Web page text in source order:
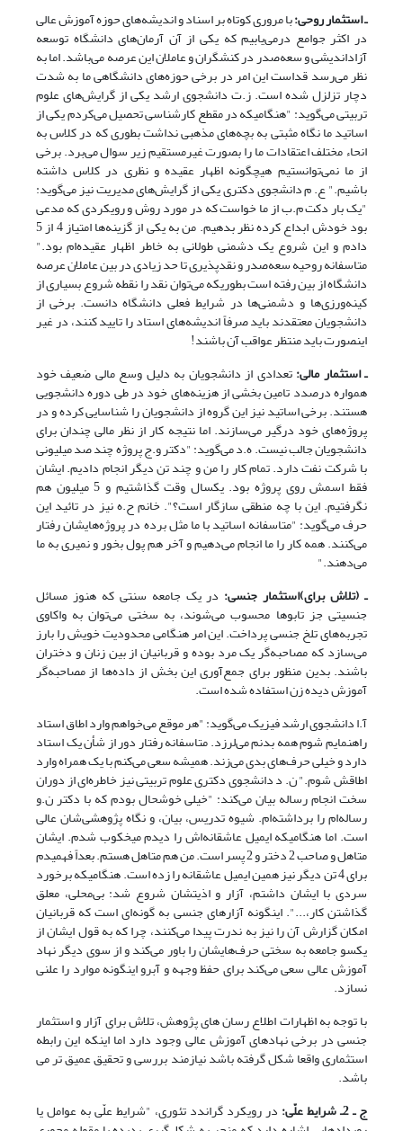
ـ استثمار روحی:با مروری کوتاه بر اسناد و اندیشه‌های حوزه آموزش عالی
در اکثر جوامع درمی‌یابیم که یکی از آن آرمان‌های دانشگاه توسعه
آزاداندیشی و سعه‌صدر در کنشگران و عاملان این عرصه می‌باشد. اما به
نظر می‌رسد قداست این امر در برخی حوزه‌های دانشگاهی ما به شدت
دچار تزلزل شده است. ز.ت دانشجوی ارشد یکی از گرایش‌های علوم
تربیتی می‌گوید: "هنگامیکه در مقطع کارشناسی تحصیل می‌کردم یکی از
اساتید ما نگاه مثبتی به بچه‌های مذهبی نداشت بطوری که در کلاس به
انحاء مختلف اعتقادات ما را بصورت غیرمستقیم زیر سوال می‌برد. برخی
از ما نمی‌توانستیم هیچگونه اظهار عقیده و نظری در کلاس داشته
باشیم." ع. م دانشجوی دکتری یکی از گرایش‌های مدیریت نیز می‌گوید:
"یک بار دکت م.ب از ما خواست که در مورد روش و رویکردی که مدعی
بود خودش ابداع کرده نظر بدهیم. من به یکی از گزینه‌ها امتیاز 4 از 5
دادم و این شروع یک دشمنی طولانی به خاطر اظهار عقیده‌ام بود."
متاسفانه روحیه سعه‌صدر و نقدپذیری تا حد زیادی در بین عاملان عرصه
دانشگاه از بین رفته است بطوریکه می‌توان نقد را نقطه شروع بسیاری از
کینه‌ورزی‌ها و دشمنی‌ها در شرایط فعلی دانشگاه دانست. برخی از
دانشجویان معتقدند باید صرفاً اندیشه‌های استاد را تایید کنند، در غیر
اینصورت باید منتظر عواقب آن باشند!
ـ استثمار مالی:تعدادی از دانشجویان به دلیل وسع مالی ضعیف خود
همواره درصدد تامین بخشی از هزینه‌های خود در طی دوره دانشجویی
هستند. برخی اساتید نیز این گروه از دانشجویان را شناسایی کرده و در
پروژه‌های خود درگیر می‌سازند. اما نتیجه کار از نظر مالی چندان برای
دانشجویان جالب نیست. ه.د می‌گوید: "دکتر و.ج پروژه چند صد میلیونی
با شرکت نفت دارد. تمام کار را من و چند تن دیگر انجام دادیم. ایشان
فقط اسمش روی پروژه بود. یکسال وقت گذاشتیم و 5 میلیون هم
نگرفتیم. این با چه منطقی سازگار است؟". خانم ح.ه نیز در تائید این
حرف می‌گوید: "متاسفانه اساتید با ما مثل برده در پروژه‌هایشان رفتار
می‌کنند. همه کار را ما انجام می‌دهیم و آخر هم پول بخور و نمیری به ما
می‌دهند."
ـ (تلاش برای)استثمار جنسی: در یک جامعه سنتی که هنوز مسائل
جنسیتی جز تابوها محسوب می‌شوند، به سختی می‌توان به واکاوی
تجربه‌های تلخ جنسی پرداخت. این امر هنگامی محدودیت خویش را بارز
می‌سازد که مصاحبه‌گر یک مرد بوده و قربانیان از بین زنان و دختران
باشند. بدین منظور برای جمع‌آوری این بخش از داده‌ها از مصاحبه‌گر
آموزش دیده زن استفاده شده است.
آ.ا دانشجوی ارشد فیزیک می‌گوید: "هر موقع می‌خواهم وارد اطاق استاد
راهنمایم شوم همه بدنم می‌لرزد. متاسفانه رفتار دور از شأن یک استاد
دارد و خیلی حرف‌های بدی می‌زند. همیشه سعی می‌کنم با یک همراه وارد
اطاقش شوم." ن. د دانشجوی دکتری علوم تربیتی نیز خاطره‌ای از دوران
سخت انجام رساله بیان می‌کند: "خیلی خوشحال بودم که با دکتر ن.و
رساله‌ام را برداشته‌ام. شیوه تدریس، بیان، و نگاه پژوهشی‌شان عالی
است. اما هنگامیکه ایمیل عاشقانه‌اش را دیدم میخکوب شدم. ایشان
متاهل و صاحب 2 دختر و 2 پسر است. من هم متاهل هستم. بعداً فهمیدم
برای 4 تن دیگر نیز همین ایمیل عاشقانه را زده است. هنگامیکه برخورد
سردی با ایشان داشتم، آزار و اذیتشان شروع شد: بی‌محلی، معلق
گذاشتن کار،...". اینگونه آزارهای جنسی به گونه‌ای است که قربانیان
امکان گزارش آن را نیز به ندرت پیدا می‌کنند، چرا که به قول ایشان از
یکسو جامعه به سختی حرف‌هایشان را باور می‌کند و از سوی دیگر نهاد
آموزش عالی سعی می‌کند برای حفظ وجهه و آبرو اینگونه موارد را علنی
نسازد.
با توجه به اظهارات اطلاع رسان های پژوهش، تلاش برای آزار و استثمار
جنسی در برخی نهادهای آموزش عالی وجود دارد اما اینکه این رابطه
استثماری واقعا شکل گرفته باشد نیازمند بررسی و تحقیق عمیق تر می
باشد.
ج ـ 2ـ شرایط علّی:
در رویکرد گراندد تئوری، "شرایط علّی به عوامل یا